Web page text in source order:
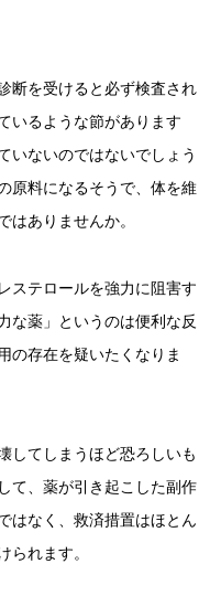
断を受けると必ず検査され
いるような節があります
いないのではないでしょう
原料になるそうで、体を維
はありませんか。
ステロールを強力に阻害す
な薬」というのは便利な反
の存在を疑いたくなりま
してしまうほど恐ろしいも
て、薬が引き起こした副作
はなく、救済措置はほとん
られます。